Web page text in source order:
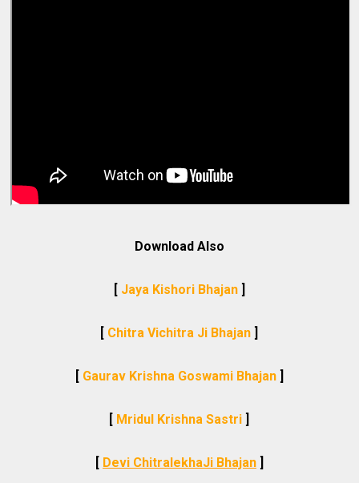
Download Also
[ Jaya Kishori Bhajan]
[ Chitra Vichitra Ji Bhajan ]
[ Gaurav Krishna Goswami Bhajan]
[ Mridul Krishna Sastri ]
[ Devi ChitralekhaJi Bhajan]